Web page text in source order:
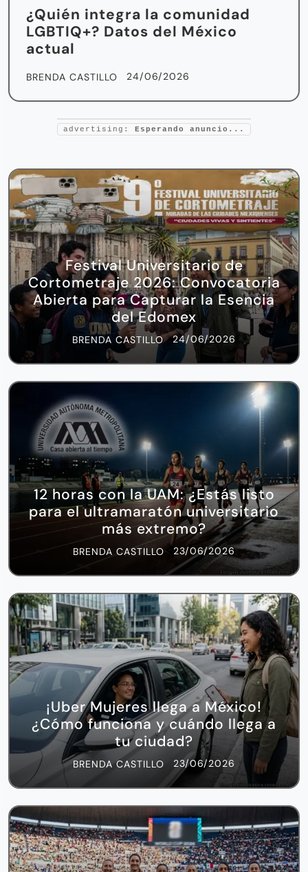
¿Quién integra la comunidad
LGBTIQ+? Datos del México
actual
BRENDA CASTILLO 24/06/2026
advertising: Esperando anuncio...
Festival Universitario de
Cortometraje 2026: Convocatoria
Abierta para Capturar la Esencia
del Edomex
BRENDA CASTILLO 24/06/2026
12 horas con la UAM: ¿Estás listo
para el ultramaratón universitario
más extremo?
BRENDA CASTILLO 23/06/2026
¡Uber Mujeres llega a México!
¿Cómo funciona y cuándo llega a
tu ciudad?
BRENDA CASTILLO 23/06/2026